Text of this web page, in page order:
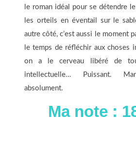
le roman idéal pour se détendre
les orteils en éventail sur le
autre côté, c’est aussi le moment
le temps de réfléchir aux choses
on a le cerveau libéré de
intellectuelle… Puissant.
absolument.
Ma note :